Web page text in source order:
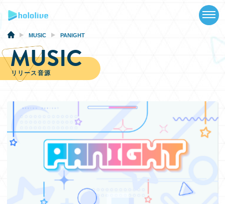
SCHEDULE
EVENTS
VIDEOS
MUSIC
MUSIC PANIGHT
MUSIC
リリース音源